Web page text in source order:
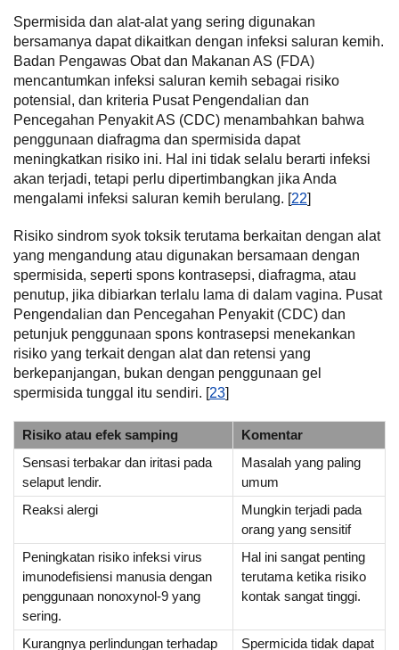
Spermisida dan alat-alat yang sering digunakan
bersamanya dapat dikaitkan dengan infeksi saluran kemih.
Badan Pengawas Obat dan Makanan AS (FDA)
mencantumkan infeksi saluran kemih sebagai risiko
potensial, dan kriteria Pusat Pengendalian dan
Pencegahan Penyakit AS (CDC) menambahkan bahwa
penggunaan diafragma dan spermisida dapat
meningkatkan risiko ini. Hal ini tidak selalu berarti infeksi
akan terjadi, tetapi perlu dipertimbangkan jika Anda
mengalami infeksi saluran kemih berulang. [22]
Risiko sindrom syok toksik terutama berkaitan dengan alat
yang mengandung atau digunakan bersamaan dengan
spermisida, seperti spons kontrasepsi, diafragma, atau
penutup, jika dibiarkan terlalu lama di dalam vagina. Pusat
Pengendalian dan Pencegahan Penyakit (CDC) dan
petunjuk penggunaan spons kontrasepsi menekankan
risiko yang terkait dengan alat dan retensi yang
berkepanjangan, bukan dengan penggunaan gel
spermisida tunggal itu sendiri. [23]
Risiko atau efek samping
Komentar
Sensasi terbakar dan iritasi pada
selaput lendir.
Masalah yang paling
umum
Reaksi alergi
Mungkin terjadi pada
orang yang sensitif
Peningkatan risiko infeksi virus
imunodefisiensi manusia dengan
penggunaan nonoxynol-9 yang
sering.
Hal ini sangat penting
terutama ketika risiko
kontak sangat tinggi.
Kurangnya perlindungan terhadap
Spermicida tidak dapat